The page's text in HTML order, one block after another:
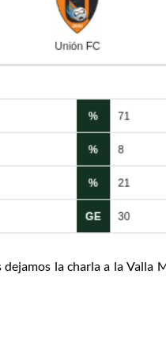
la charla a la Valla